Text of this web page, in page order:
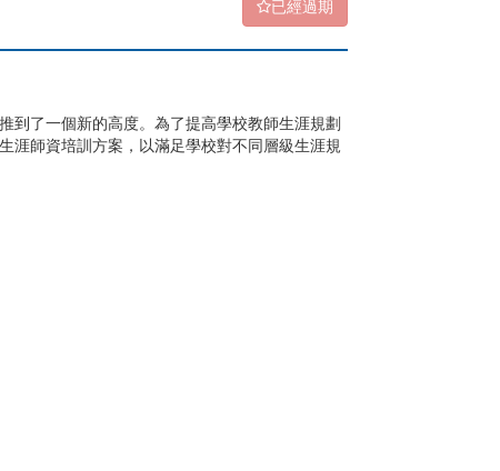
已經過期
到了一個新的高度。為了提高學校教師生涯規劃
涯師資培訓方案，以滿足學校對不同層級生涯規